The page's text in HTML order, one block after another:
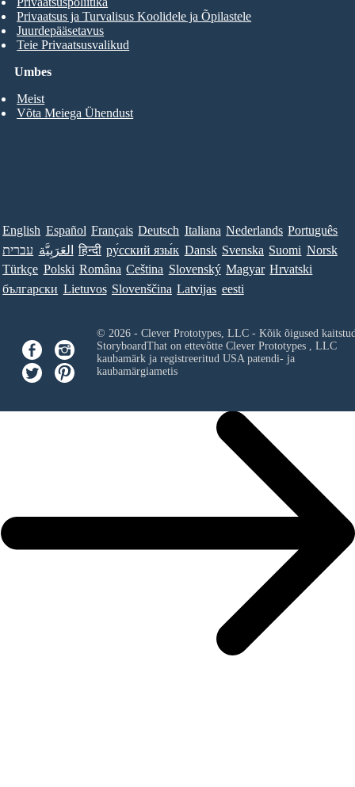
Umbes
Meist
Võta Meiega Ühendust
Privaatsus ja Turvalisus Koolidele ja Õpilastele
Juurdepääsetavus
Teie Privaatsusvalikud
English Español Français Deutsch Italiana Nederlands Português
עברית العَرَبِيَّة हिन्दी ру́сский язы́к Dansk Svenska Suomi Norsk
Türkçe Polski Româna Ceština Slovenský Magyar Hrvatski
български Lietuvos Slovenščina Latvijas eesti
© 2026 - Clever Prototypes, LLC - Kõik õigused
StoryboardThat on ettevõtte Clever Prototypes , LLC
kaubamärk ja registreeritud USA patendi- ja
kaubamärgiametis